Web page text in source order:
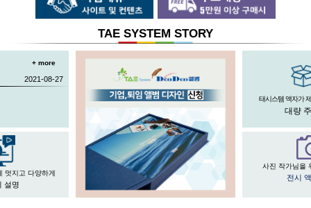
TAE SYSTEM STORY
+ more
2021-08-27
태시스템 액자가
대량
멋지고 다양하게
설명
사진 작가님을
전시